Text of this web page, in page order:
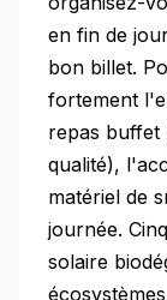
en fin de
bon billet.
fortement
repas buffet
qualité),
matériel de
journée.
solaire